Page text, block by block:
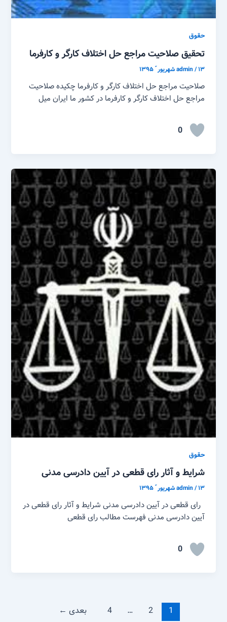
حقوق
تحقیق صلاحیت مراجع حل اختلاف کارگر و کارفرما
admin/۱۳ شهریور ّ ۱۳۹۵
صلاحیت مراجع حل اختلاف کارگر و کارفرما چکیده صلاحیت
مراجع حل اختلاف کارگر و کارفرما در کشور ما ایران میل
0
حقوق
شرایط و آثار رای قطعی در آیین دادرسی مدنی
admin/۱۳ شهریور ّ ۱۳۹۵
رای قطعی در آیین دادرسی مدنی شرایط و آثار رای قطعی در
آیین دادرسی مدنی فهرست مطالب رای قطعی
0
1
2
…
4 بعدی ←